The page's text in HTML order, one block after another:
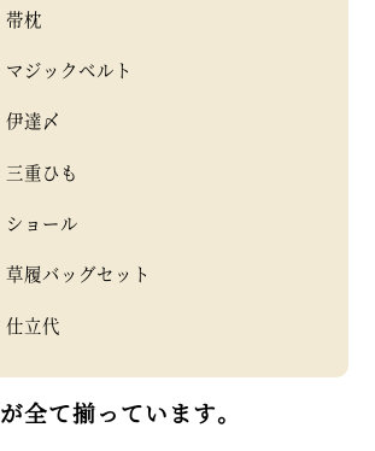
クベルト
〆
ひも
ョール
バッグセット
仕立代
全て揃っています。